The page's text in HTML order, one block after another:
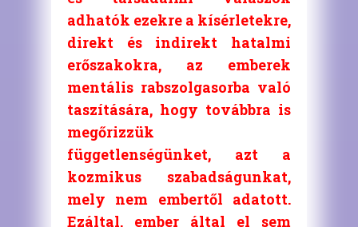
adhatók ezekre a kísérletekre,
direkt és indirekt hatalmi
erőszakokra, az emberek
mentális rabszolgasorba való
taszítására, hogy továbbra is
megőrizzük
függetlenségünket, azt a
kozmikus szabadságunkat,
mely nem embertől adatott.
Ezáltal, ember által el sem